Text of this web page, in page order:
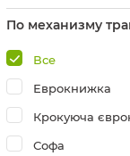
По механизму
Все
Еврокнижка
Крокуюча
Софа